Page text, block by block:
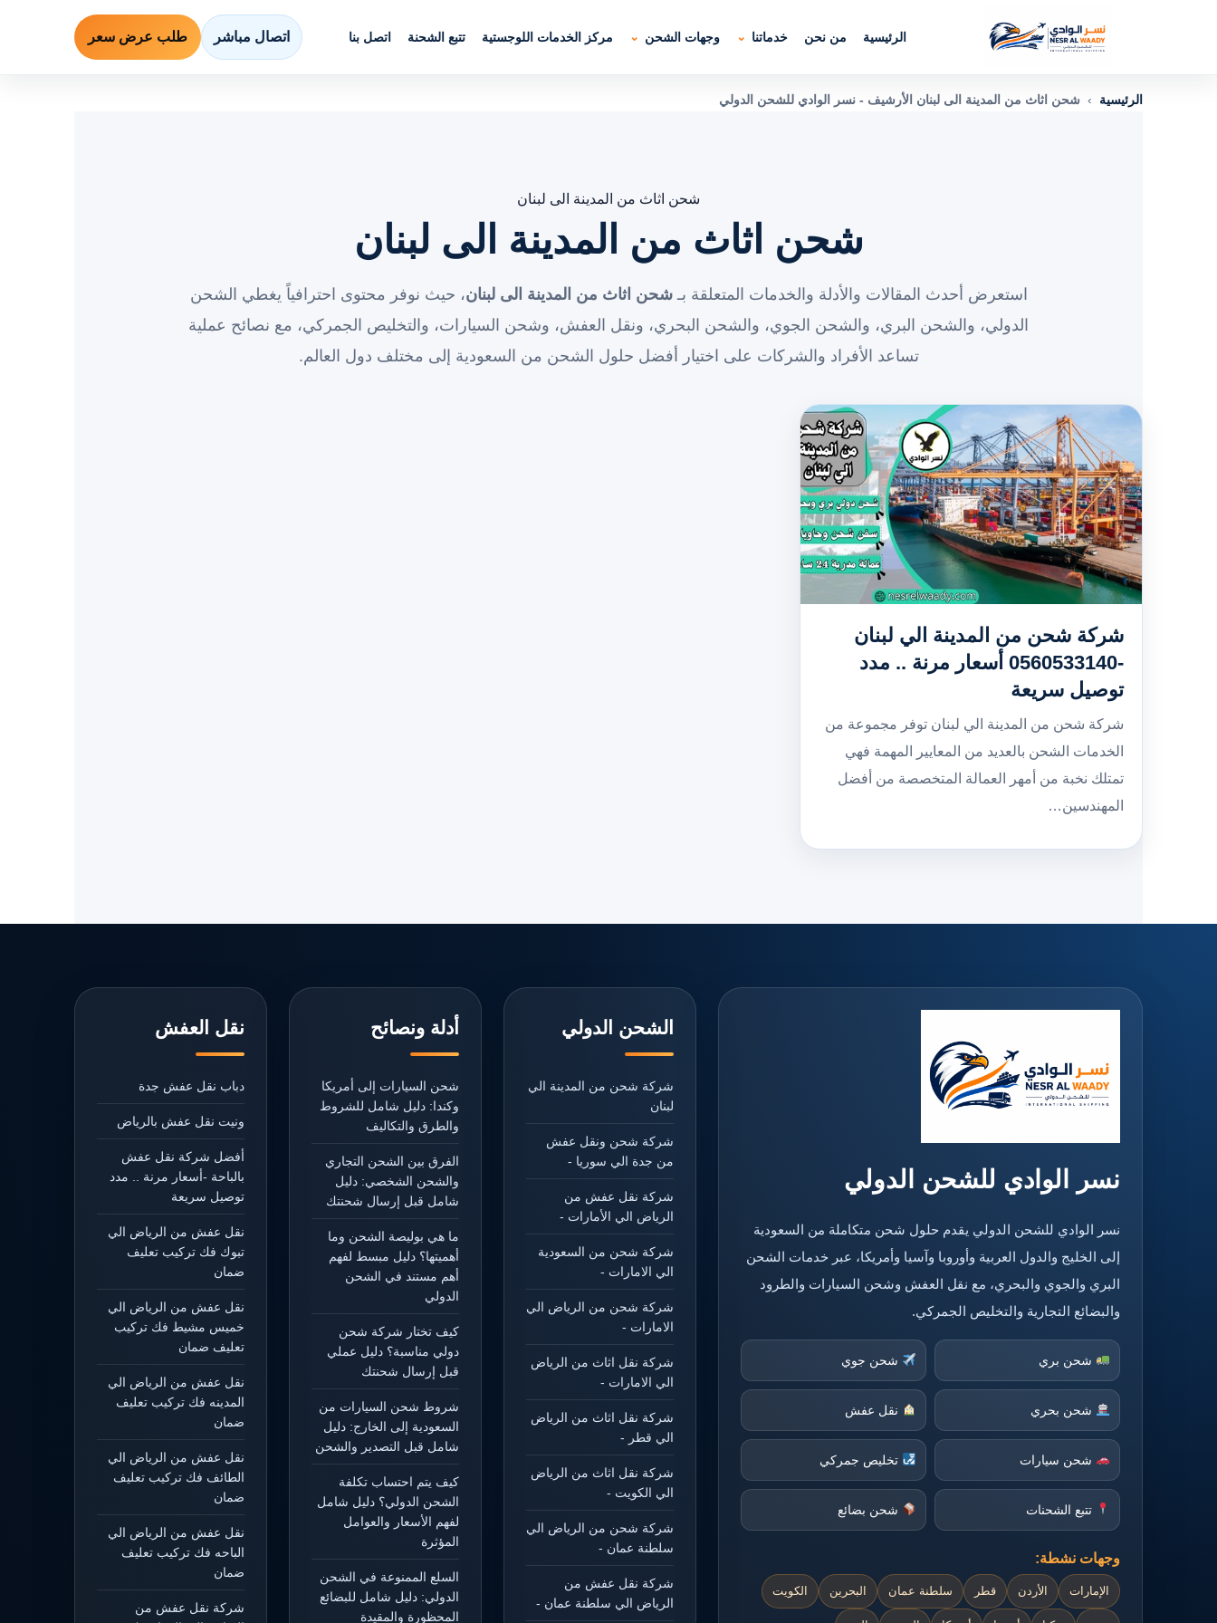
الرئيسية من نحن خدماتنا وجهات الشحن مركز الخدمات اللوجستية تتبع الشحنة اتصل بنا اتصال مباشر طلب عرض سعر
الرئيسية › شحن اثاث من المدينة الى لبنان الأرشيف - نسر الوادي للشحن الدولي
شحن اثاث من المدينة الى لبنان
شحن اثاث من المدينة الى لبنان
استعرض أحدث المقالات والأدلة والخدمات المتعلقة بـشحن اثاث من المدينة الى لبنان، حيث نوفر محتوى احترافياً يغطي الشحن
الدولي، والشحن البري، والشحن الجوي، والشحن البحري، ونقل العفش، وشحن السيارات، والتخليص الجمركي، مع نصائح عملية
تساعد الأفراد والشركات على اختيار أفضل حلول الشحن من السعودية إلى مختلف دول العالم.
شركة شحن من المدينة الي لبنان
-0560533140 أسعار مرنة .. مدد
توصيل سريعة
شركة شحن من المدينة الي لبنان توفر مجموعة من
الخدمات الشحن بالعديد من المعايير المهمة فهي
تمتلك نخبة من أمهر العمالة المتخصصة من أفضل
المهندسين…
نسر الوادي للشحن الدولي
نسر الوادي للشحن الدولي يقدم حلول شحن متكاملة من السعودية
إلى الخليج والدول العربية وأوروبا وآسيا وأمريكا، عبر خدمات الشحن
البري والجوي والبحري، مع نقل العفش وشحن السيارات والطرود
والبضائع التجارية والتخليص الجمركي.
شحن بري شحن جوي
شحن بحري نقل عفش
شحن سيارات تخليص جمركي
تتبع الشحنات شحن بضائع
وجهات نشطة:
الإمارات الأردن قطر سلطنة عمان البحرين الكويت
الشحن الدولي
شركة شحن من المدينة الي
لبنان
شركة شحن ونقل عفش
من جدة الي سوريا -
شركة نقل عفش من
الرياض الي الأمارات -
شركة شحن من السعودية
الي الامارات -
شركة شحن من الرياض الي
الامارات -
شركة نقل اثاث من الرياض
الي الامارات -
شركة نقل اثاث من الرياض
الي قطر -
شركة نقل اثاث من الرياض
الي الكويت -
شركة شحن من الرياض الي
سلطنة عمان -
شركة نقل عفش من
الرياض الي سلطنة عمان -
أدلة ونصائح
شحن السيارات إلى أمريكا
وكندا: دليل شامل للشروط
والطرق والتكاليف
الفرق بين الشحن التجاري
والشحن الشخصي: دليل
شامل قبل إرسال شحنتك
ما هي بوليصة الشحن وما
أهميتها؟ دليل مبسط لفهم
أهم مستند في الشحن
الدولي
كيف تختار شركة شحن
دولي مناسبة؟ دليل عملي
قبل إرسال شحنتك
شروط شحن السيارات من
السعودية إلى الخارج: دليل
شامل قبل التصدير والشحن
كيف يتم احتساب تكلفة
الشحن الدولي؟ دليل شامل
لفهم الأسعار والعوامل
المؤثرة
السلع الممنوعة في الشحن
الدولي: دليل شامل للبضائع
المحظورة والمقيدة
نقل العفش
دباب نقل عفش جدة
ونيت نقل عفش بالرياض
أفضل شركة نقل عفش
بالباحة -أسعار مرنة .. مدد
توصيل سريعة
نقل عفش من الرياض الي
تبوك فك تركيب تعليف
ضمان
نقل عفش من الرياض الي
خميس مشيط فك تركيب
تعليف ضمان
نقل عفش من الرياض الي
المدينه فك تركيب تعليف
ضمان
نقل عفش من الرياض الي
الطائف فك تركيب تعليف
ضمان
نقل عفش من الرياض الي
الباحه فك تركيب تعليف
ضمان
شركة نقل عفش من